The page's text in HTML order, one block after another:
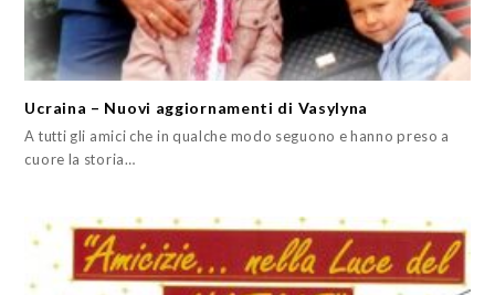
Ucraina – Nuovi aggiornamenti di Vasylyna
A tutti gli amici che in qualche modo seguono e hanno preso a
cuore la storia…